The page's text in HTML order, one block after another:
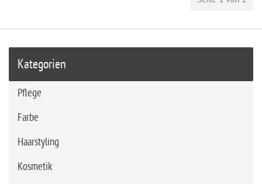
Kategorien
Pflege
Farbe
Haarstyling
Kosmetik